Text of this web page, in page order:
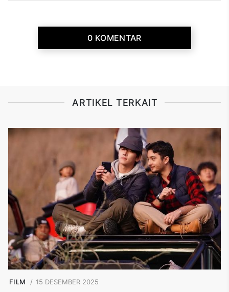
0 KOMENTAR
ARTIKEL TERKAIT
FILM 15 DESEMBER 2025